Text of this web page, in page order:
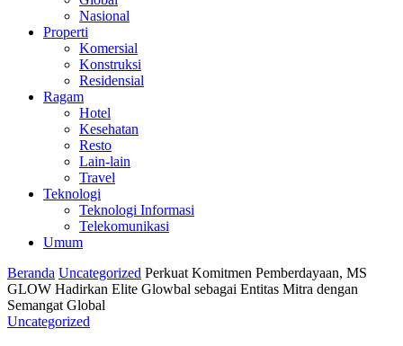
Nasional
Properti
Komersial
Konstruksi
Residensial
Ragam
Hotel
Kesehatan
Resto
Lain-lain
Travel
Teknologi
Teknologi Informasi
Telekomunikasi
Umum
Beranda Uncategorized Perkuat Komitmen Pemberdayaan, MS
GLOW Hadirkan Elite Glowbal sebagai Entitas Mitra dengan
Semangat Global
Uncategorized